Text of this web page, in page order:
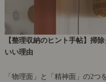
【整理収納のヒント手帖】掃
いい理由
「物理面」と「精神面」の2つ